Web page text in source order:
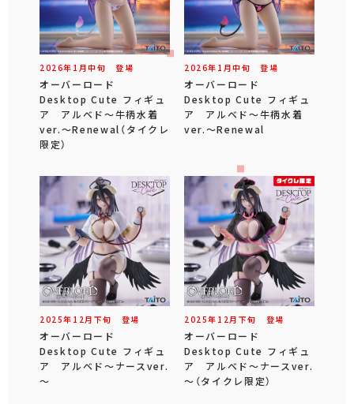
2026年 1 月中旬 登場
オーバーロード
Desktop Cute フィギュ
ア アルベド～牛柄水着
ver.～Renewal（タイクレ
限定）
2026年 1 月中旬 登場
オーバーロード
Desktop Cute フィギュ
ア アルベド～牛柄水着
ver.～Renewal
2025年 12 月 下旬 登場
オーバーロード
Desktop Cute フィギュ
ア アルベド～ナースver.
～
2025年 12 月 下旬 登場
オーバーロード
Desktop Cute フィギュ
ア アルベド～ナースver.
～（タイクレ限定）